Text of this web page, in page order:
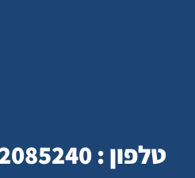
טלפון : 077-2085240 | כתובת : המסילה 23 , נשר